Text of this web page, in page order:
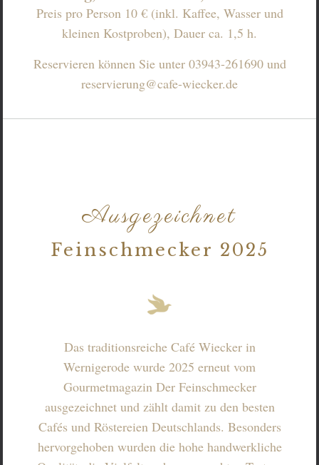
Preis pro Person 10 € (inkl. Kaffee, Wasser und
kleinen Kostproben), Dauer ca. 1,5 h.
Reservieren können Sie unter 03943-261690 und
reservierung@cafe-wiecker.de
Ausgezeichnet
Feinschmecker 2025
Das traditionsreiche Café Wiecker in
Wernigerode wurde 2025 erneut vom
Gourmetmagazin Der Feinschmecker
ausgezeichnet und zählt damit zu den besten
Cafés und Röstereien Deutschlands. Besonders
hervorgehoben wurden die hohe handwerkliche